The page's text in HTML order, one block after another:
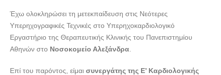
Έχω ολοκληρώσει τη μετεκπαίδευση στις Νεότερες
Υπερηχογραφικές Τεχνικές στο Υπερηχοκαρδιολογικό
Εργαστήριο της Θεραπευτικής Κλινικής του Πανεπιστημίου
Αθηνών στο Νοσοκομείο Αλεξάνδρα
Επί του παρόντος, είμαι συνεργάτης της Ε’ Καρδιολογικής